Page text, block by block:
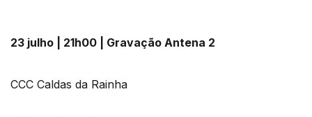
23 julho | 21h00 | Gravação Antena 2
CCC Caldas da Rainha